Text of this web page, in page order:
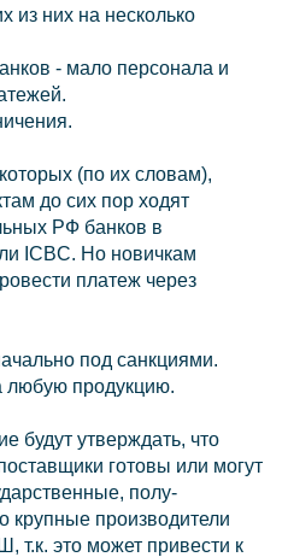
из них на несколько
- мало персонала и
(по их словам),
до сих пор ходят
РФ банков в
ICBC. Но новичкам
платеж через
под санкциями.
любую продукцию.
будут утверждать, что
готовы или могут
полу-
крупные производители
т.к. это может привести к